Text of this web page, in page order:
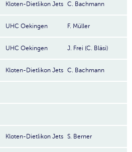
Kloten-Dietlikon Jets C. Bachmann
UHC Oekingen F. Müller
UHC Oekingen J. Frei (C. Bläsi)
Kloten-Dietlikon Jets C. Bachmann
Kloten-Dietlikon Jets S. Berner